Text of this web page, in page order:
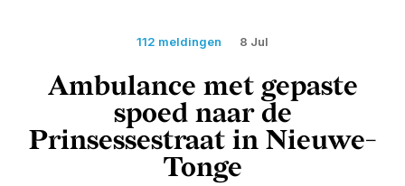
112 meldingen 8 Jul
Ambulance met gepaste
spoed naar de
Prinsessestraat in Nieuwe-
Tonge